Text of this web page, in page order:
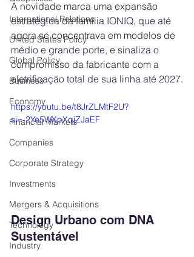
International Relations
United States Policy
Global Policy
Business
Economy
Financial Markets
Companies
Corporate Strategy
Investments
Mergers & Acquisitions
Technology
Industry
A novidade marca uma expansão
estratégica da família IONIQ, que até
agora se concentrava em modelos de
médio e grande porte, e sinaliza o
compromisso da fabricante com a
eletrificação total de sua linha até 2027.
https://youtu.be/t8JrZLMtF2U?
si=-2Ye5WXpXqjZJaEF
Design Urbano com DNA
Sustentável